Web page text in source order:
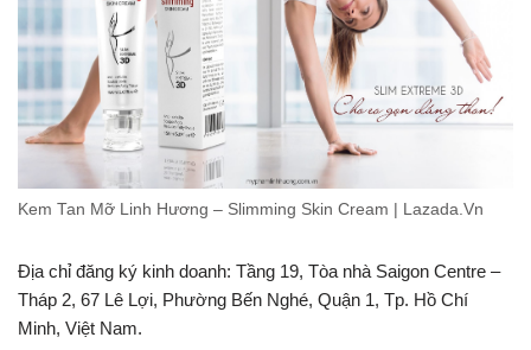
Kem Tan Mỡ Linh Hương – Slimming Skin Cream | Lazada.Vn
Địa chỉ đăng ký kinh doanh: Tầng 19, Tòa nhà Saigon Centre –
Tháp 2, 67 Lê Lợi, Phường Bến Nghé, Quận 1, Tp. Hồ Chí
Minh, Việt Nam.